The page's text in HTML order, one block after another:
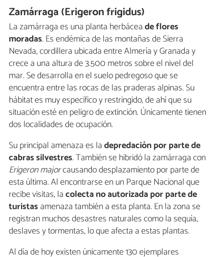
Zamárraga (Erigeron frigidus)
La zamárraga es una planta herbáceade flores
moradas. Es endémica de las montañas de Sierra
Nevada, cordillera ubicada entre Almería y Granada y
crece a una altura de 3.500 metros sobre el nivel del
mar. Se desarrolla en el suelo pedregoso que se
encuentra entre las rocas de las praderas alpinas. Su
hábitat es muy específico y restringido, de ahí que su
situación esté en peligro de extinción. Únicamente tienen
dos localidades de ocupación.
Su principal amenaza es ladepredación por parte de
cabras silvestres. También se hibridó la zamárraga con
Erigeron majorcausando desplazamiento por parte de
esta última. Al encontrarse en un Parque Nacional que
recibe visitas, lacolecta no autorizada por parte de
turistas amenaza también a esta planta. En la zona se
registran muchos desastres naturales como la sequía,
deslaves y tormentas, lo que afecta a estas plantas.
Al día de hoy existen únicamente 130 ejemplares